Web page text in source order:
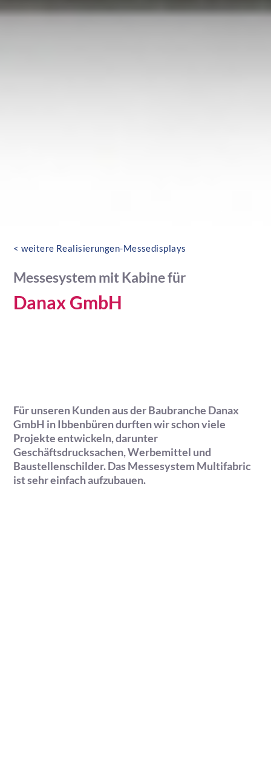
< weitere Realisierungen-Messedisplays
Messesystem mit Kabine für
Danax GmbH
Für unseren Kunden aus der Baubranche Danax
GmbH in Ibbenbüren durften wir schon viele
Projekte entwickeln, darunter
Geschäftsdrucksachen, Werbemittel und
Baustellenschilder. Das Messesystem Multifabric
ist sehr einfach aufzubauen.